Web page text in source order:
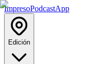
ImpresoPodcastApp
Edición